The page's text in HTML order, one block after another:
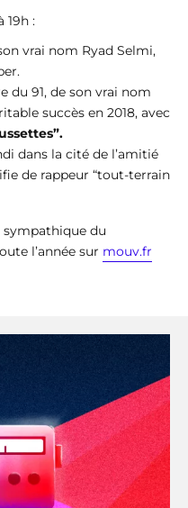
19h :
vrai nom Ryad Selmi,
du 91, de son vrai nom
succès en 2018, avec
dans la cité de l’amitié
de rappeur “tout-terrain
sympathique du
l’année sur mouv.fr